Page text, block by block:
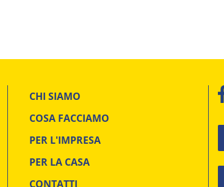
CHI SIAMO
COSA FACCIAMO
PER L'IMPRESA
PER LA CASA
CONTATTI